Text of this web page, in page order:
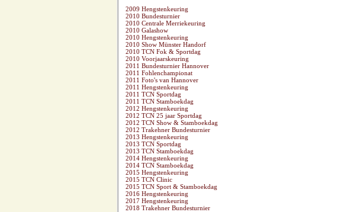
2009 Hengstenkeuring
2010 Bundesturnier
2010 Centrale Merriekeuring
2010 Galashow
2010 Hengstenkeuring
2010 Show Münster Handorf
2010 TCN Fok & Sportdag
2010 Voorjaarskeuring
2011 Bundesturnier Hannover
2011 Fohlenchampionat
2011 Foto's van Hannover
2011 Hengstenkeuring
2011 TCN Sportdag
2011 TCN Stamboekdag
2012 Hengstenkeuring
2012 TCN 25 jaar Sportdag
2012 TCN Show & Stamboekdag
2012 Trakehner Bundesturnier
2013 Hengstenkeuring
2013 TCN Sportdag
2013 TCN Stamboekdag
2014 Hengstenkeuring
2014 TCN Stamboekdag
2015 Hengstenkeuring
2015 TCN Clinic
2015 TCN Sport & Stamboekdag
2016 Hengstenkeuring
2017 Hengstenkeuring
2018 Trakehner Bundesturnier